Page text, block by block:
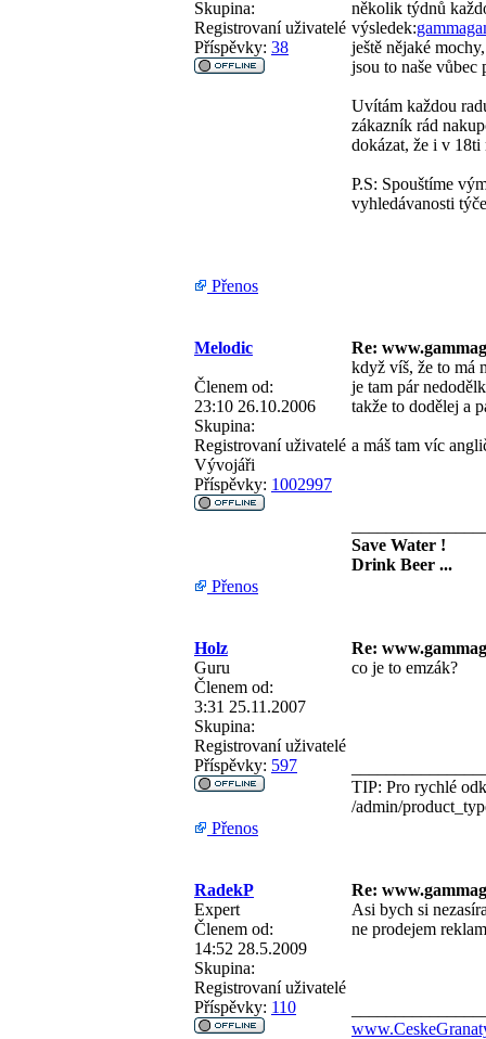
Skupina:
Registrovaní uživatelé
Příspěvky: 38
několik týdnů
výsledek:
ještě nějaké
jsou to naše vůbec
Uvítám každou
zákazník rád
dokázat, že i v 18ti
P.S: Spouštíme
vyhledávanosti
Přenos
Melodic Re:
Členem od:
23:10 26.10.2006
Skupina:
Registrovaní uživatelé
Vývojáři
Příspěvky: 1002997
když víš, že to má
je tam pár
takže to dodělej a
a máš tam víc
Save Water !
Drink Beer ...
Přenos
Holz
Re:
Guru
Členem od:
3:31 25.11.2007
Skupina:
Registrovaní uživatelé
Příspěvky: 597
co je to emzák?
TIP: Pro rychlé
/admin/
Přenos
RadekP
Re:
Expert
Členem od:
14:52 28.5.2009
Skupina:
Registrovaní uživatelé
Příspěvky: 110
Asi bych si
ne prodejem